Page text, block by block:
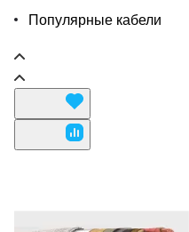
Популярные кабели